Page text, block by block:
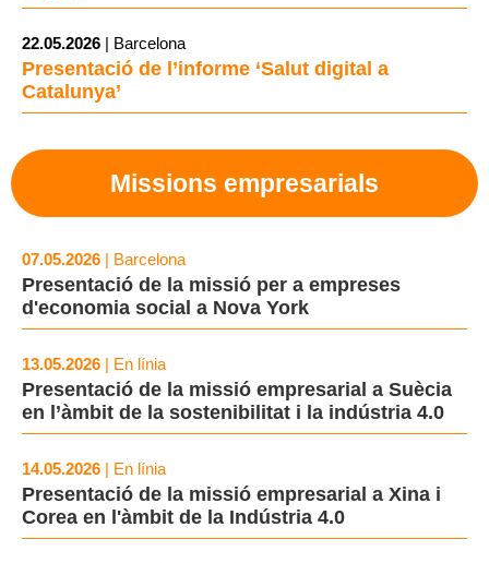
22.05.2026 | Barcelona
Presentació de l’informe ‘Salut digital a
Catalunya’
Missions empresarials
07.05.2026 | Barcelona
Presentació de la missió per a empreses
d'economia social a Nova York
13.05.2026 | En línia
Presentació de la missió empresarial a Suècia
en l’àmbit de la sostenibilitat i la indústria 4.0
14.05.2026 | En línia
Presentació de la missió empresarial a Xina i
Corea en l'àmbit de la Indústria 4.0